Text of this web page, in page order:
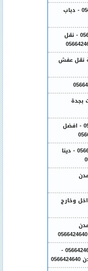
رقم سواق دباب بجدة 0566424640 - دباب
دباب نقل تحميل فوري 0566424640 - نقل
نقل عفش
بجدة
دينا نقل اثاث الطائف 0566424640 - افضل
دينا نقل الاثاث في جدة 0566424640 - دينا
وخارج
دباب نقل البضائع فوري جدة 0566424640 -